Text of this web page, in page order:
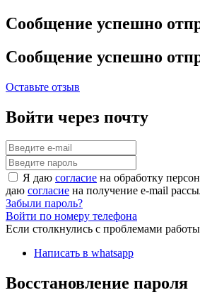
Сообщение успешно
Сообщение успешно
Оставьте отзыв
Войти через почту
Я даю согласие на обработку
даю согласие на получение e-mail
Забыли пароль?
Войти по номеру телефона
Если столкнулись с проблемами
Написать в whatsapp
Восстановление пароля